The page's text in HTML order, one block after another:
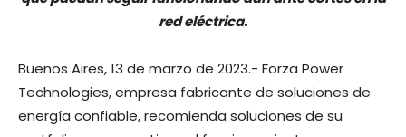
red eléctrica.
Buenos Aires, 13 de marzo de 2023.- Forza Power
Technologies, empresa fabricante de soluciones de
energía confiable, recomienda soluciones de su